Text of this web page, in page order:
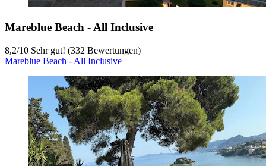
Mareblue Beach - All Inclusive
8,2/10 Sehr gut! (332 Bewertungen)
Mareblue Beach - All Inclusive